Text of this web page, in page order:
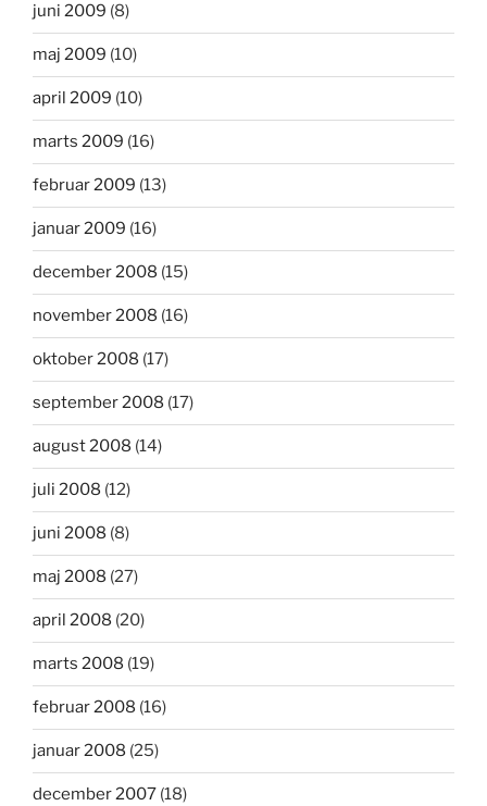
juni 2009 (8)
maj 2009 (10)
april 2009 (10)
marts 2009 (16)
februar 2009 (13)
januar 2009 (16)
december 2008 (15)
november 2008 (16)
oktober 2008 (17)
september 2008 (17)
august 2008 (14)
juli 2008 (12)
juni 2008 (8)
maj 2008 (27)
april 2008 (20)
marts 2008 (19)
februar 2008 (16)
januar 2008 (25)
december 2007 (18)